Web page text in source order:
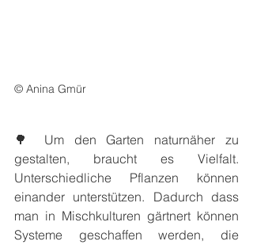
© Anina Gmür
🌳 Um den Garten naturnäher zu
gestalten, braucht es Vielfalt.
Unterschiedliche Pflanzen können
einander unterstützen. Dadurch dass
man in Mischkulturen gärtnert können
Systeme geschaffen werden, die